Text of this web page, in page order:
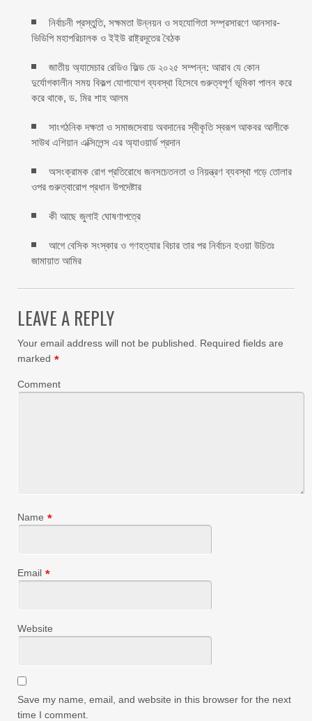
নির্বাচনী প্রস্তুতি, সক্ষমতা উন্নয়ন ও সহযোগিতা সম্প্রসারণে আনসার-
ভিডিপি মহাপরিচালক ও ইইউ রাষ্ট্রদূতের বৈঠক
জাতীয় অ্যামেচার রেডিও ফিল্ড ডে ২০২৫ সম্পন্ন: আরাব যে কোন
দুর্যোগকালীন সময় বিকল্প যোগাযোগ ব্যবস্থা হিসেবে গুরুত্বপূর্ণ ভূমিকা পালন করে
করে থাকে, ড. মির শাহ আলম
সাংগঠনিক দক্ষতা ও সমাজসেবায় অবদানের স্বীকৃতি স্বরূপ আকবর আলীকে
সাউথ এশিয়ান এক্সিলেন্স এর অ্যাওয়ার্ড প্রদান
অসংক্রামক রোগ প্রতিরোধে জনসচেতনতা ও নিয়ন্ত্রণ ব্যবস্থা গড়ে তোলার
ওপর গুরুত্বারোপ প্রধান উপদেষ্টার
কী আছে জুলাই ঘোষণাপত্রে
আগে বেসিক সংস্কার ও গণহত্যার বিচার তার পর নির্বাচন হওয়া উচিতঃ
জামায়াত আমির
LEAVE A REPLY
Your email address will not be published.
Required fields are
marked *
Comment
Name *
Email *
Website
Save my name, email, and website in this browser for the next
time I comment.